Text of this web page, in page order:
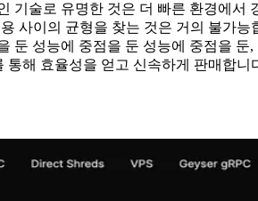
기술로 유명한 것은 더 빠른 환경에
사이의 균형을 찾는 것은 거의 불가능
둔 성능에 중점을 둔 성능에 중점을
해 효율성을 얻고 신속하게 판매합니